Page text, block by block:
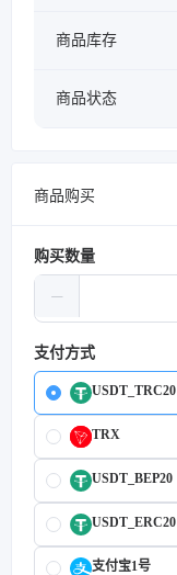
商品库存
商品状态
商品购买
购买数量
支付方式
USDT_TRC20
TRX
USDT_BEP20
USDT_ERC20
支付宝1号